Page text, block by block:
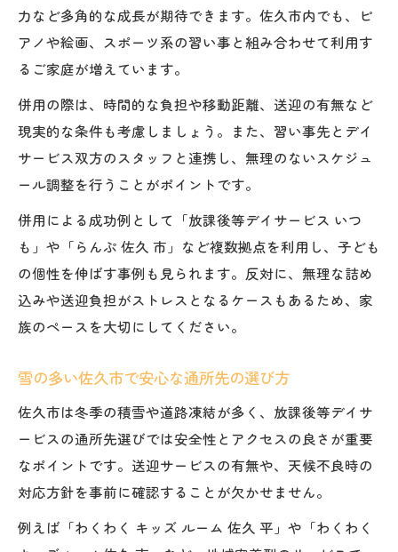
び
放課後等デイサービスと習い事の効果的併
用
親子で進める習い事情報収集のポイント
空き状況を活かした柔軟な通所スケジュー
ル
習い事選択で重視すべき子どもの意欲と特
性
力など多角的な成長が期待できます。佐久市内でも、ピ
アノや絵画、スポーツ系の習い事と組み合わせて利用す
るご家庭が増えています。
併用の際は、時間的な負担や移動距離、送迎の有無など
現実的な条件も考慮しましょう。また、習い事先とデイ
サービス双方のスタッフと連携し、無理のないスケジュ
ール調整を行うことがポイントです。
併用による成功例として「放課後等デイサービス いつ
も」や「らんぷ 佐久 市」など複数拠点を利用し、子ども
の個性を伸ばす事例も見られます。反対に、無理な詰め
込みや送迎負担がストレスとなるケースもあるため、家
族のペースを大切にしてください。
雪の多い佐久市で安心な通所先の選び方
佐久市は冬季の積雪や道路凍結が多く、放課後等デイサ
ービスの通所先選びでは安全性とアクセスの良さが重要
なポイントです。送迎サービスの有無や、天候不良時の
対応方針を事前に確認することが欠かせません。
例えば「わくわく キッズ ルーム 佐久 平」や「わくわく